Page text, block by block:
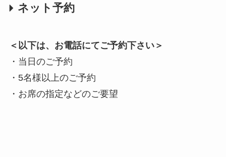
ネット予約
＜以下は、お電話にてご予約下さい＞
・当日のご予約
・5名様以上のご予約
・お席の指定などのご要望